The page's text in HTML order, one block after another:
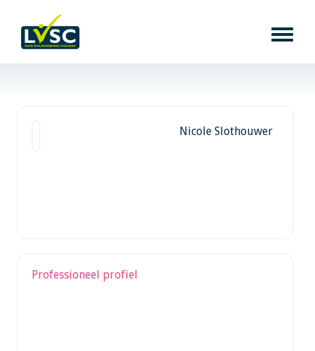
Nicole Slothouwer
Professioneel profiel